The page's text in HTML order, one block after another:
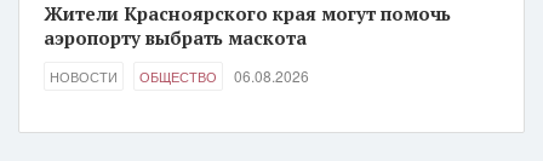
Жители Красноярского края могут помочь
аэропорту выбрать маскота
НОВОСТИ ОБЩЕСТВО 06.08.2026